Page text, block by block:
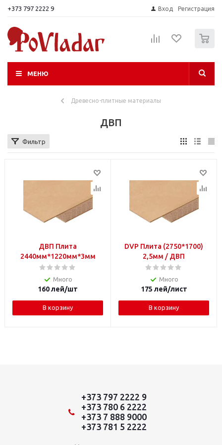
+373 797 2222 9 Вход Регистрация
МЕНЮ
Древесно-плитные материалы
ДВП
Фильтр
ДВП Плита
2440мм*1220мм*3мм
Много
160лей/шт
В корзину
DVP Плита (2750*1700)
2,5мм / ДВП
Много
175 лей/лист
В корзину
+373 797 2222 9
+373 780 6 2222
+373 7 888 9000
+373 781 5 2222